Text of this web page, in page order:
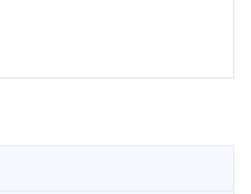
Aşınma, UV Maruziyeti